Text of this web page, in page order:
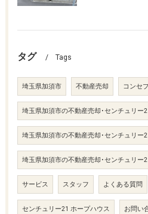
タグ Tags
埼玉県加須市 不動産売却 コンセ
埼玉県加須市の不動産売却･センチュリー
埼玉県加須市の不動産売却･センチュリー
埼玉県加須市の不動産売却･センチュリー
サービス スタッフ よくある質問
センチュリー21 ホープハウス お問い